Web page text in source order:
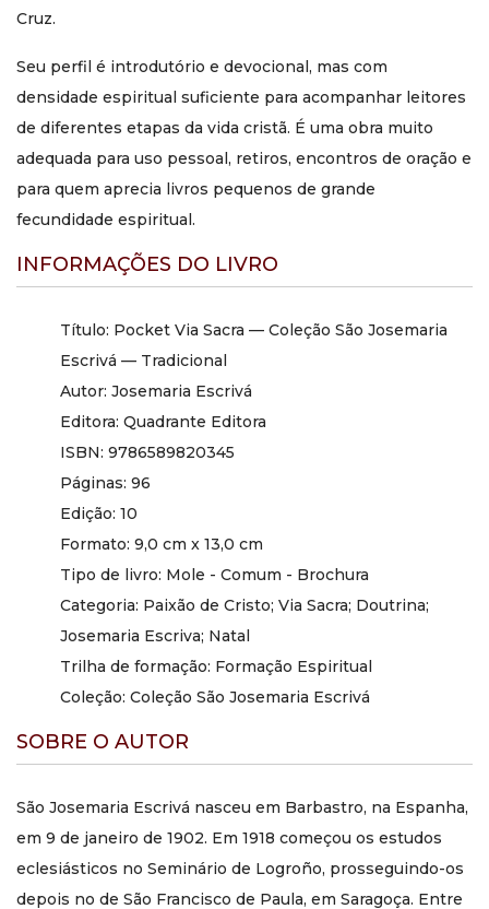
breves e profundos.
Continue sua formação com a Quadrante
ConheçaPocket Via Sacra — Coleção São Josemaria
Escrivá — Tradicional
e aprofunde sua oração com uma
meditação breve, sólida e espiritualmente fecunda sobre a
Paixão de Cristo.
Pocket Via Sacra — Coleção São Josemaria Escrivá —
Tradicionalé uma obra breve e profundamente espiritual
para acompanhar a meditação da Paixão de Cristo com
recolhimento, esperança e sentido cristão da Cruz. Nesta
especialmente adequado para a oração pessoal, para
momentos de recolhimento e para a vivência da Via Sacra
ao longo do ano, especialmente no tempo da Quaresma.
Cruz.
Seu perfil é introdutório e devocional, mas com
densidade espiritual suficiente para acompanhar leitores
de diferentes etapas da vida cristã. É uma obra muito
adequada para uso pessoal, retiros, encontros de oração e
para quem aprecia livros pequenos de grande
fecundidade espiritual.
INFORMAÇÕES DO LIVRO
Título: Pocket Via Sacra — Coleção São Josemaria
Escrivá — Tradicional
Autor: Josemaria Escrivá
Editora: Quadrante Editora
ISBN: 9786589820345
Páginas: 96
Edição: 10
Formato: 9,0 cm x 13,0 cm
Tipo de livro: Mole - Comum - Brochura
Categoria: Paixão de Cristo; Via Sacra; Doutrina;
Josemaria Escriva; Natal
Trilha de formação: Formação Espiritual
Coleção: Coleção São Josemaria Escrivá
SOBRE O AUTOR
São Josemaria Escrivá nasceu em Barbastro, na Espanha,
em 9 de janeiro de 1902. Em 1918 começou os estudos
eclesiásticos no Seminário de Logroño, prosseguindo-os
depois no de São Francisco de Paula, em Saragoça. Entre